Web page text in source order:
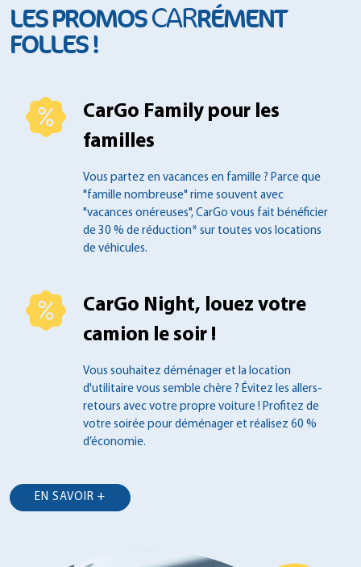
LES PROMOSCARRÉMENT
FOLLES !
CarGo Family pour les
familles
Vous partez en vacances en famille ? Parce que
"famille nombreuse" rime souvent avec
"vacances onéreuses", CarGo vous fait bénéficier
de 30 % de réduction* sur toutes vos locations
de véhicules.
CarGo Night, louez votre
camion le soir !
Vous souhaitez déménager et la location
d'utilitaire vous semble chère ? Évitez les allers-
retours avec votre propre voiture ! Profitez de
votre soirée pour déménager et réalisez 60 %
d’économie.
EN SAVOIR +